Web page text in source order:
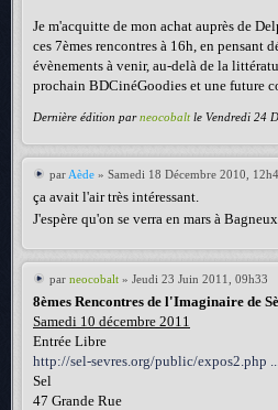
Je m'acquitte de mon achat auprès de
ces 7èmes rencontres à 16h, en pensant
évènements à venir, au-delà de la
prochain BDCinéGoodies et une future
Dernière édition parneocobaltle Vendredi 24
par Aède » Samedi 18 Décembre 2010,
ça avait l'air très intéressant.
J'espère qu'on se verra en mars à Bagneux
par neocobalt » Jeudi 23 Juin 2011, 09h33
8èmes Rencontres de l'Imaginaire de
Samedi 10 décembre 2011
Entrée Libre
http://sel-sevres.org/public/expos2.php
Sel
47 Grande Rue